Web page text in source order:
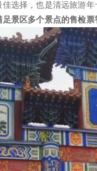
选择，也是清远旅游
景区多个景点的售检票